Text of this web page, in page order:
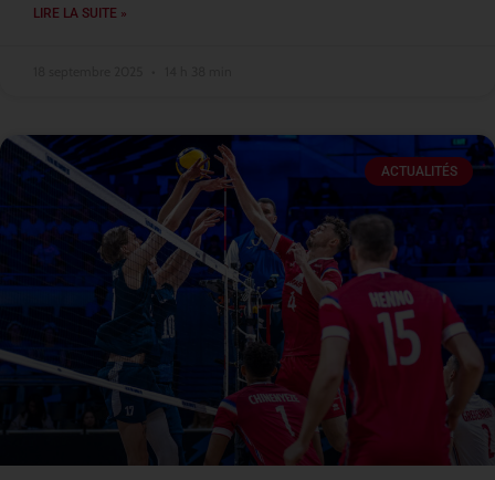
LIRE LA SUITE »
ACTUALITÉS